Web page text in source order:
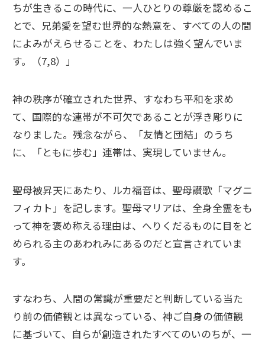
ちが生きるこの時代に、一人ひとりの尊厳を認めるこ
とで、兄弟愛を望む世界的な熱意を、すべての人の間
によみがえらせることを、わたしは強く望んでいま
す。（7,8）」
神の秩序が確立された世界、すなわち平和を求め
て、国際的な連帯が不可欠であることが浮き彫りに
なりました。残念ながら、「友情と団結」のうち
に、「ともに歩む」連帯は、実現していません。
聖母被昇天にあたり、ルカ福音は、聖母讃歌「マグニ
フィカト」を記します。聖母マリアは、全身全霊をも
って神を褒め称える理由は、へりくだるものに目をと
められる主のあわれみにあるのだと宣言されていま
す。
すなわち、人間の常識が重要だと判断している当た
り前の価値観とは異なっている、神ご自身の価値観
に基づいて、自らが創造されたすべてのいのちが、一